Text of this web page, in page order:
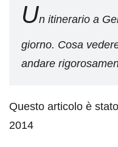
Un itinerario a
giorno. Cosa
andare
Questo articolo è
2014